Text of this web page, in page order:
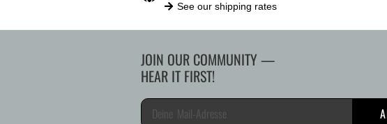
See our shipping rates
JOIN OUR COMMUNITY —
HEAR IT FIRST!